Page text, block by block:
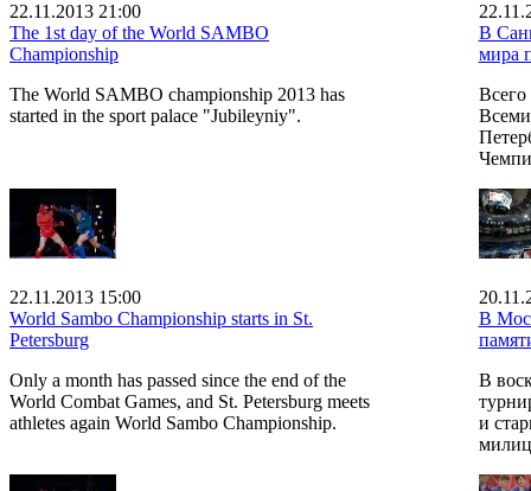
22.11.2013 21:00
The 1st day of the World SAMBO
Championship
The World SAMBO championship 2013 has
started in the sport palace "Jubileyniy".
В
мира
Всего
22.11.2013 15:00
World Sambo Championship starts in St.
Petersburg
Only a month has passed since the end of the
World Combat Games, and St. Petersburg meets
athletes again World Sambo Championship.
В
В
и